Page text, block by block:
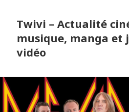
Twivi – Actualité
musique, manga et
vidéo